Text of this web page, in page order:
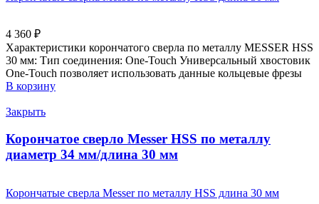
4 360 ₽
Характеристики корончатого сверла по металлу MESSER HSS
30 мм: Тип соединения: One-Touch Универсальный хвостовик
Оne-Touch позволяет использовать данные кольцевые фрезы
В корзину
Закрыть
Корончатое сверло Messer HSS по металлу
диаметр 34 мм/длина 30 мм
Корончатые сверла Messer по металлу HSS длина 30 мм